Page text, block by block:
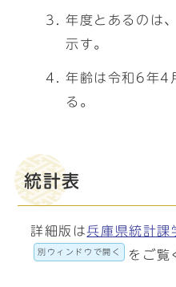
年度とあるのは
示す。
年齢は令和6年4
る。
統計表
詳細版は兵庫県統計課
別ウィンドウで開く をご覧